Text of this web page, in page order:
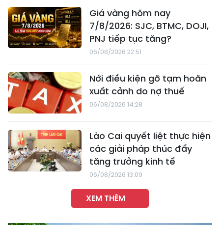
Giá vàng hôm nay
7/8/2026: SJC, BTMC, DOJI,
PNJ tiếp tục tăng?
06/08/2026 22:51
Nới điều kiện gỡ tạm hoãn
xuất cảnh do nợ thuế
06/08/2026 14:28
Lào Cai quyết liệt thực hiện
các giải pháp thúc đẩy
tăng trưởng kinh tế
06/08/2026 13:09
XEM THÊM